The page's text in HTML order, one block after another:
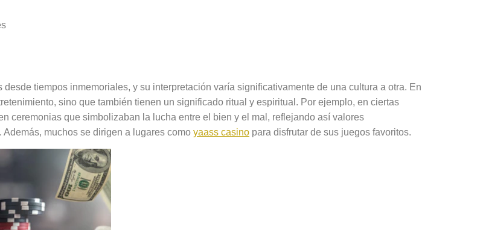
tiempos inmemoriales, y su interpretación varía significativamente de una cultura a otra. En
sino que también tienen un significado ritual y espiritual. Por ejemplo, en ciertas
ceremonias que simbolizaban la lucha entre el bien y el mal, reflejando así valores
muchos se dirigen a lugares como yaass casino para disfrutar de sus juegos favoritos.